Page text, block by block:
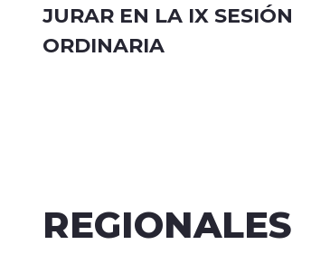
JURAR EN LA IX SESIÓN
ORDINARIA
REGIONALES